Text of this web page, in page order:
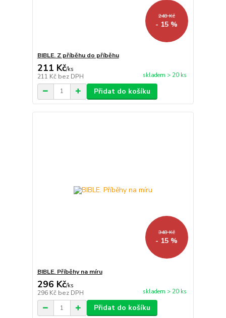
248 Kč
- 15 %
BIBLE. Z příběhu do příběhu
211 Kč/ks
211 Kč bez DPH skladem > 20 ks
Přidat do košíku
348 Kč
- 15 %
BIBLE. Příběhy na míru
296 Kč/ks
296 Kč bez DPH skladem > 20 ks
Přidat do košíku